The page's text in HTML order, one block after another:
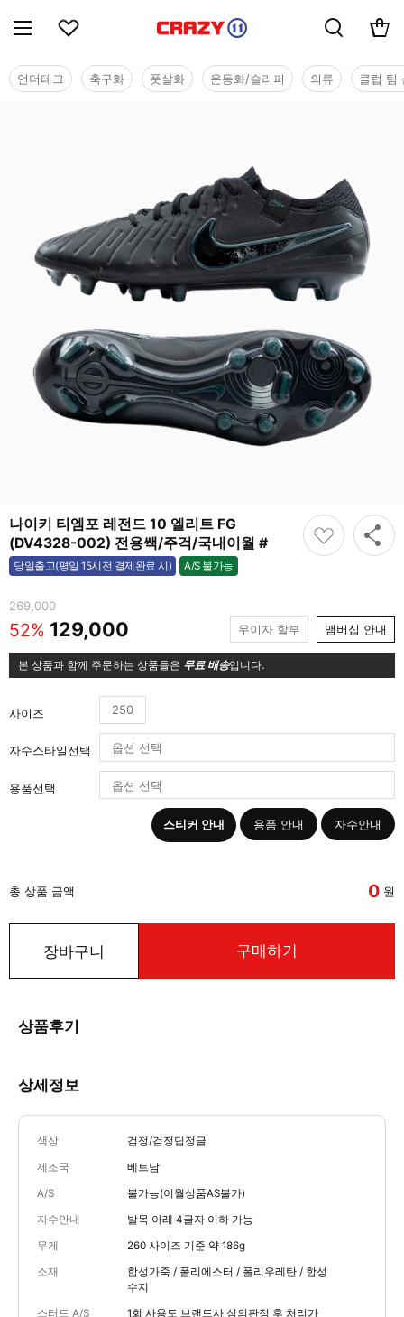
언더테크 축구화 풋살화 운동화/슬리퍼 의류 클럽 팀
나이키 티엠포 레전드 10 엘리트 FG
(DV4328-002) 전용쌕/주걱/국내이월 #
당일출고(평일 15시전 결제완료 시) A/S 불가능
불가능
269,000
52% 129,000 무이자 할부 맴버십 안내
본 상품과 함께 주문하는 상품들은 무료 배송입니다.
사이즈 250
자수스타일선택
용품선택
스티커 안내 용품 안내 자수안내
총 상품 금액 0 원
장바구니 구매하기
상품후기
상세정보
색상 검정/검정딥정글
제조국 베트남
A/S 불가능(이월상품AS불가)
자수안내 발목 아래 4글자 이하 가능
무게 260 사이즈 기준 약 186g
소재
합성가죽 / 폴리에스터 / 폴리우레탄 / 합성
수지
스터드 A/S
1회 사용도 브랜드사 심의판정 후 처리가